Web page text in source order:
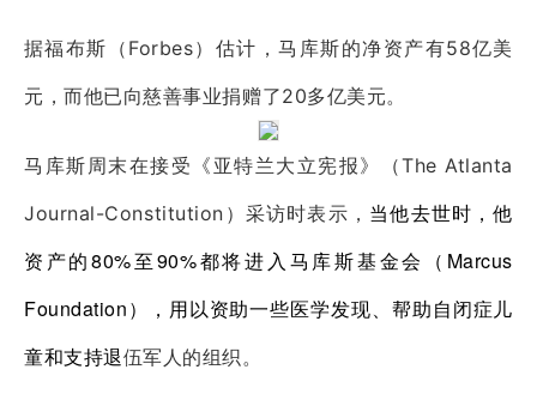
据福布斯（Forbes）估计，马库斯的净资产有58亿美
元，而他已向慈善事业捐赠了20多亿美元。
马库斯周末在接受《亚特兰大立宪报》（The Atlanta
Journal-Constitution）采访时表示， 当他去世时，他
资产的80%至90%都将进入马库斯基金会（Marcus
Foundation），用以资助一些医学发现、帮助自闭症儿
童和支持退伍军人的组织。